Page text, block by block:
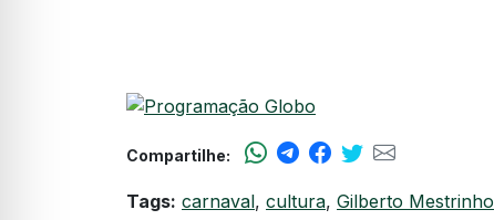
Compartilhe:
Tags: carnaval, cultura, Gilberto Mestrinho